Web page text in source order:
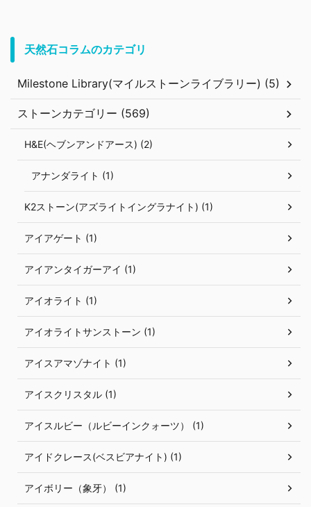
天然石コラムのカテゴリ
Milestone Library(マイルストーンライブラリー) (5)
ストーンカテゴリー (569)
H&E(ヘブンアンドアース) (2)
アナンダライト (1)
K2ストーン(アズライトイングラナイト) (1)
アイアゲート (1)
アイアンタイガーアイ (1)
アイオライト (1)
アイオライトサンストーン (1)
アイスアマゾナイト (1)
アイスクリスタル (1)
アイスルビー（ルビーインクォーツ） (1)
アイドクレース(ベスビアナイト) (1)
アイボリー（象牙） (1)